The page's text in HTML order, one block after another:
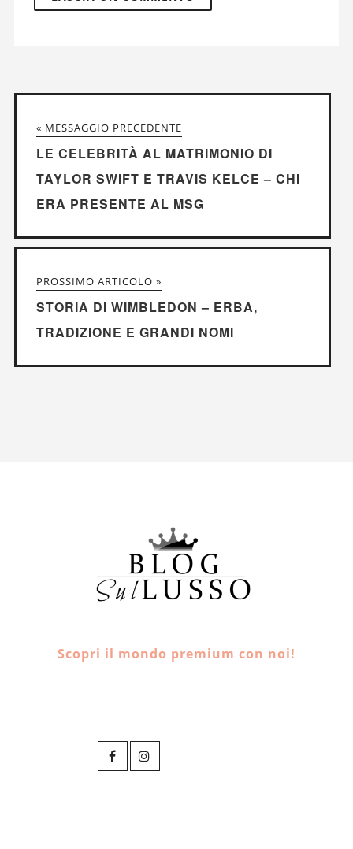
« MESSAGGIO PRECEDENTE
LE CELEBRITÀ AL MATRIMONIO DI
TAYLOR SWIFT E TRAVIS KELCE – CHI
ERA PRESENTE AL MSG
PROSSIMO ARTICOLO »
STORIA DI WIMBLEDON – ERBA,
TRADIZIONE E GRANDI NOMI
Scopri il mondo premium con noi!